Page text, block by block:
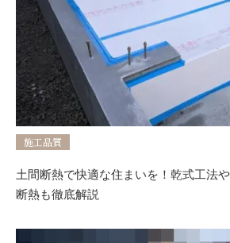
施工品質
土間断熱で快適な住まいを！乾式工法
断熱も徹底解説